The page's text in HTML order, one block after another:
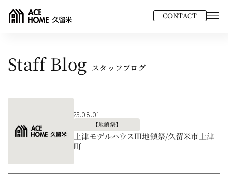
CONTACT
Staff Blog スタッフブログ
25.08.01
【地鎮祭】
上津モデルハウスⅢ地鎮祭/久留米市上津
町